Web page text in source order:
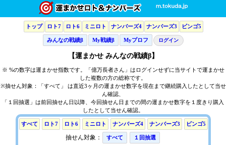
トップ ロト7 ロト6 ミニロト ナンバーズ4 ナンバーズ3 ビンゴ5
みんなの戦績β My戦績β Myプロフ ログイン
【運まかせ みんなの戦績β】
※ %の数字は運まかせ指数です。「億万長者さん」はログインせずに当サイトで運まかせ
した複数の方の総称です。
※抽せん対象：「すべて」 は直近3ヶ月の運まかせ数字を現在まで継続購入したとして当せ
ん確認、
「１回抽選」は前回抽せん日以降、今回抽せん日までの間の運まかせ数字を１度きり購入
したとして当せん確認。
すべて ロト7 ロト6 ミニロト ナンバーズ4 ナンバーズ3 ビンゴ5
抽せん対象： すべて １回抽選